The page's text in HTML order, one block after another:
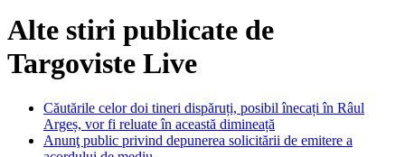
Alte stiri publicate de
Targoviste Live
Căutările celor doi tineri dispăruți, posibil înecați în Râul
Argeș, vor fi reluate în această dimineață
Anunţ public privind depunerea solicitării de emitere a